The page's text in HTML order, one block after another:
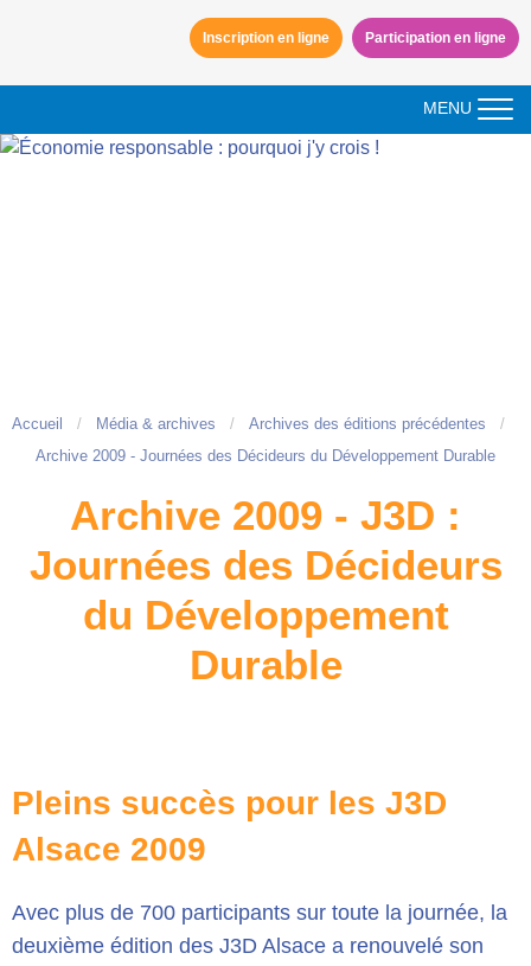
Participation en ligne
Inscription en ligne
MENU
Accueil Média & archives
Archives des éditions précédentes
Archive 2009 - Journées des Décideurs du Développement Durable
Archive 2009 - J3D :
Journées des Décideurs
du Développement
Durable
Pleins succès pour les J3D
Alsace 2009
Avec plus de 700 participants sur toute la journée, la
deuxième édition des J3D Alsace a renouvelé son